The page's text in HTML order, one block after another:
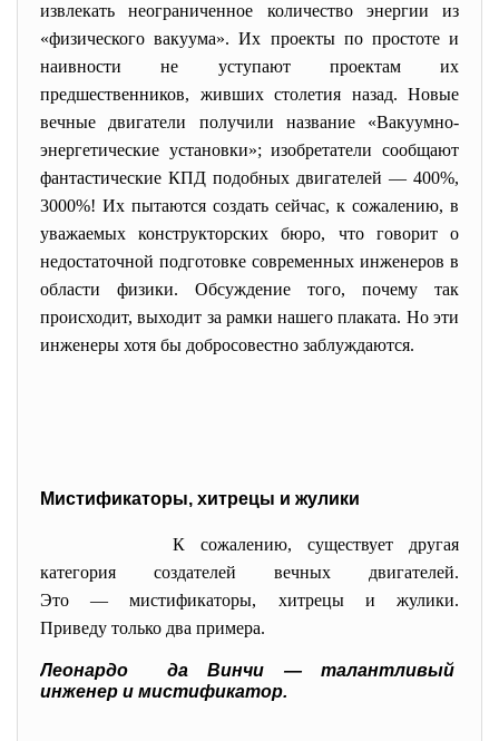
извлекать неограниченное количество энергии из
«физического вакуума». Их проекты по простоте и
наивности не уступают проектам их
предшественников, живших столетия назад. Новые
вечные двигатели получили название «Вакуумно-
энергетические установки»; изобретатели сообщают
фантастические КПД подобных двигателей — 400%,
3000%! Их пытаются создать сейчас, к сожалению, в
уважаемых конструкторских бюро, что говорит о
недостаточной подготовке современных инженеров в
области физики. Обсуждение того, почему так
происходит, выходит за рамки нашего плаката. Но эти
инженеры хотя бы добросовестно заблуждаются.
Мистификаторы, хитрецы и жулики
К сожалению, существует другая
категория создателей вечных двигателей.
Это — мистификаторы, хитрецы и жулики.
Приведу только два примера.
Леонардо да Винчи — талантливый
инженер и мистификатор.